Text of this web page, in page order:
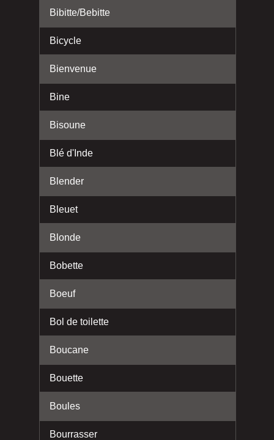
Bibitte/Bebitte
Bicycle
Bienvenue
Bine
Bisoune
Blé d'Inde
Blender
Bleuet
Blonde
Bobette
Boeuf
Bol de toilette
Boucane
Bouette
Boules
Bourrasser